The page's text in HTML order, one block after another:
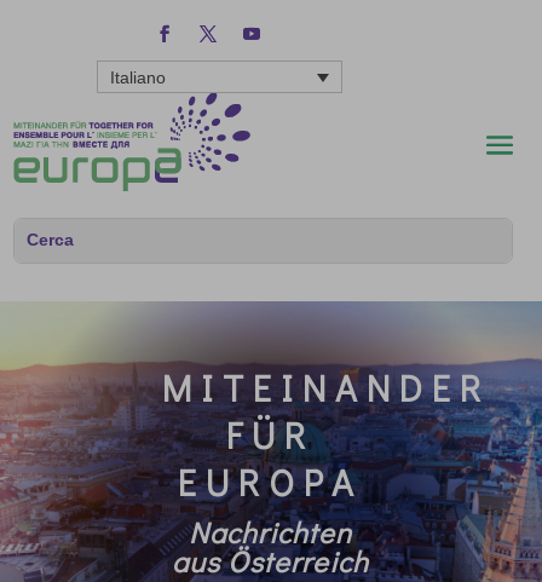
Italiano
MITEINANDER
FÜR
EUROPA
Nachrichten
aus Österreich